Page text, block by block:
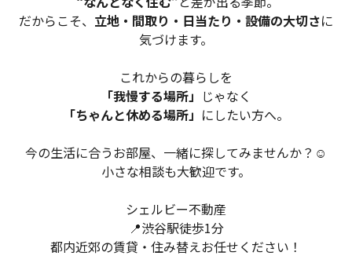
だからこそ、 立地・間取り・日当たり・設備の大切さに
気づけます。
これからの暮らしを
「我慢する場所」 じゃなく
「ちゃんと休める場所」 にしたい方へ。
今の生活に合うお部屋、一緒に探してみませんか？☺️
小さな相談も大歓迎です。
シェルビー不動産
📍渋谷駅徒歩1分
都内近郊の賃貸・住み替えお任せください！